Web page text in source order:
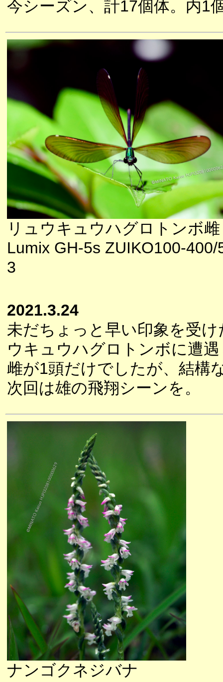
今シーズン、計17個体。内1
リュウキュウハグロトンボ雌
Lumix GH-5s ZUIKO100-400/
3
2021.3.24
未だちょっと早い印象を受
ウキュウハグロトンボに遭
雌が1頭だけでしたが、結構
次回は雄の飛翔シーンを。
ナンゴクネジバナ